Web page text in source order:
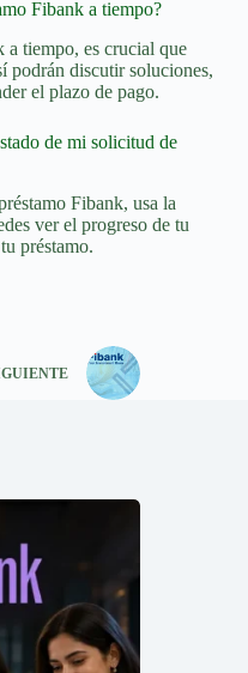
Fibank a tiempo?
a tiempo, es crucial que
podrán discutir soluciones,
el plazo de pago.
de mi solicitud de
Fibank, usa la
ver el progreso de tu
préstamo.